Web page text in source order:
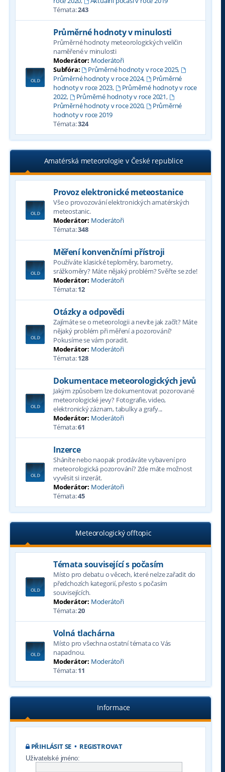
Témata:243
Průměrné hodnoty v minulosti
Průměrné hodnoty meteorologických veličin
naměřené v minulosti
Moderátor: Moderátoři
Subfóra:
Průměrné hodnoty v roce 2025,
Průměrné hodnoty v roce 2024,
Průměrné
hodnoty v roce 2023,
Průměrné hodnoty v roce
2022, Průměrné hodnoty v roce 2021,
Průměrné hodnoty v roce 2020,
Průměrné
hodnoty v roce 2019
Témata:324
Amatérská meteorologie v České republice
Provoz elektronické meteostanice
Vše o provozování elektronických amatérských
meteostanic.
Moderátor: Moderátoři
Témata:348
Měření konvenčními přístroji
Používáte klasické teploměry, barometry,
srážkoměry? Máte nějaký problém? Svěřte se zde!
Moderátor: Moderátoři
Témata:12
Otázky a odpovědi
Zajímáte se o meteorologii a nevíte jak začít? Máte
nějaký problém při měření a pozorování?
Pokusíme se vám poradit.
Moderátor: Moderátoři
Témata:128
Dokumentace meteorologických jevů
Jakým způsobem lze dokumentovat pozorované
meteorologické jevy? Fotografie, video,
elektronický záznam, tabulky a grafy...
Moderátor: Moderátoři
Témata:61
Inzerce
Sháníte nebo naopak prodáváte vybavení pro
meteorologická pozorování? Zde máte možnost
vyvěsit si inzerát.
Moderátor: Moderátoři
Témata:45
Meteorologický offtopic
Témata související s počasím
Místo pro debatu o věcech, které nelze zařadit do
předchozích kategorií, přesto s počasím
souvisejících.
Moderátor: Moderátoři
Témata:20
Volná tlachárna
Místo pro všechna ostatní témata co Vás
napadnou.
Moderátor: Moderátoři
Témata:11
Informace
PŘIHLÁSIT SE • REGISTROVAT
Uživatelské jméno: